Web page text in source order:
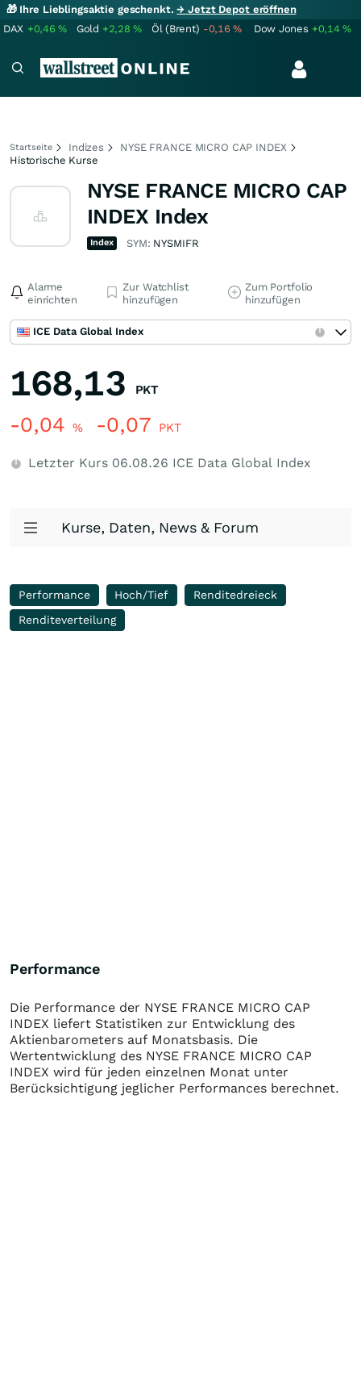
🎁 Ihre Lieblingsaktie geschenkt.→ Jetzt Depot eröffnen
DAX +0,46% Gold +2,28% Öl (Brent) -0,16% Dow Jones +0,14%
Startseite Indizes
NYSE FRANCE MICRO CAP INDEX
Historische Kurse
NYSE FRANCE MICRO CAP
INDEX Index
Index SYM: NYSMIFR
Alarme
einrichten
Zur Watchlist
hinzufügen
Zum Portfolio
hinzufügen
ICE Data Global Index
168,13 PKT
-0,04 % -0,07 PKT
Letzter Kurs 06.08.26 ICE Data Global Index
Kurse, Daten, News & Forum
Performance Hoch/Tief
Renditedreieck
Renditeverteilung
Performance
Die Performance der NYSE FRANCE MICRO CAP
INDEX liefert Statistiken zur Entwicklung des
Aktienbarometers auf Monatsbasis. Die
Wertentwicklung des NYSE FRANCE MICRO CAP
INDEX wird für jeden einzelnen Monat unter
Berücksichtigung jeglicher Performances berechnet.